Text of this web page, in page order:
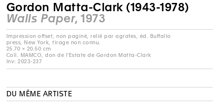
Gordon Matta-Clark (1943-1978)
Walls Paper, 1973
Impression offset, non paginé, relié par agrafes, éd. Buffallo
press, New York, tirage non connu.
25.70 × 20.50 cm
Coll. MAMCO, don de l'Estate de Gordon Matta-Clark
Inv: 2023-237
DU MÊME ARTISTE